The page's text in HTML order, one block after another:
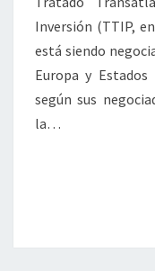
Inversión (TTIP,
está siendo
Europa y
según sus
la…